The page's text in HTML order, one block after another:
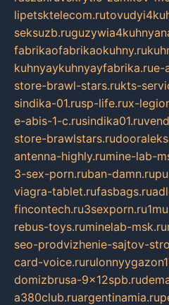
lipetsktelecom.ru
seksuzb.ru
fabrikaofabrikaokuhny.ru
kuhnyaykuhnyayfabrika.rue-
store-brawl-stars.rukts-
sindika-01.rusp-life.rux-
e-abis-1-c.rusindika01.ru
store-brawlstars.ru
antenna-highly.rumine-lab-
3-sex-porn.ruban-damn.ru
viagra-tablet.rufasbags.ru
fincontech.ru3sexporn.ru
rebus-toys.ruminelab-msk.ru
seo-prodvizhenie-sajtov-
card-voice.ru
domizbrusa-9x12spb.ru
a380club.ruargentinamia.ru